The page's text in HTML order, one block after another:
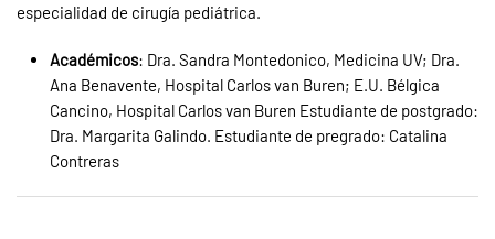
especialidad de cirugía pediátrica.
Académicos: Dra. Sandra Montedonico, Medicina UV; Dra.
Ana Benavente, Hospital Carlos van Buren; E.U. Bélgica
Cancino, Hospital Carlos van Buren Estudiante de postgrado:
Dra. Margarita Galindo. Estudiante de pregrado: Catalina
Contreras